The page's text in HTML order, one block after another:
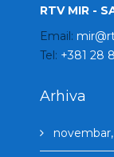
RTV MIR -
Email:
Tel: +381 28
Arhiva